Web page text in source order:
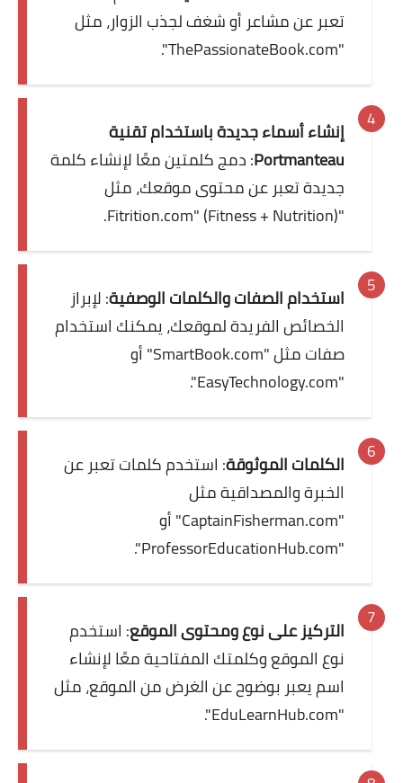
تعبر عن مشاعر أو شغف لجذب الزوار، مثل
"ThePassionateBook.com".
إنشاء أسماء جديدة باستخدام تقنية
Portmanteau: دمج كلمتين معًا لإنشاء كلمة
جديدة تعبر عن محتوى موقعك، مثل
"Fitrition.com" (Fitness + Nutrition).
استخدام الصفات والكلمات الوصفية: لإبراز
الخصائص الفريدة لموقعك، يمكنك استخدام
صفات مثل "SmartBook.com" أو
"EasyTechnology.com".
الكلمات الموثوقة: استخدم كلمات تعبر عن
الخبرة والمصداقية مثل
"CaptainFisherman.com" أو
"ProfessorEducationHub.com".
التركيز على نوع ومحتوى الموقع: استخدم
نوع الموقع وكلمتك المفتاحية معًا لإنشاء
اسم يعبر بوضوح عن الغرض من الموقع، مثل
"EduLearnHub.com".